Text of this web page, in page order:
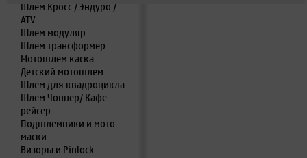
Шлем Кросс / Эндуро /
ATV
Шлем модуляр
Шлем трансформер
Мотошлем каска
Детский мотошлем
Шлем для квадроцикла
Шлем Чоппер/ Кафе
рейсер
Подшлемники и мото
маски
Визоры и Pinlock